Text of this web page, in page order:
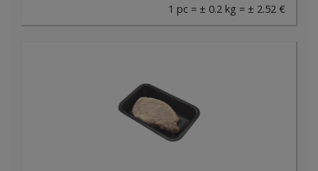
1 pc = ± 0.2 kg = ± 2.52 €